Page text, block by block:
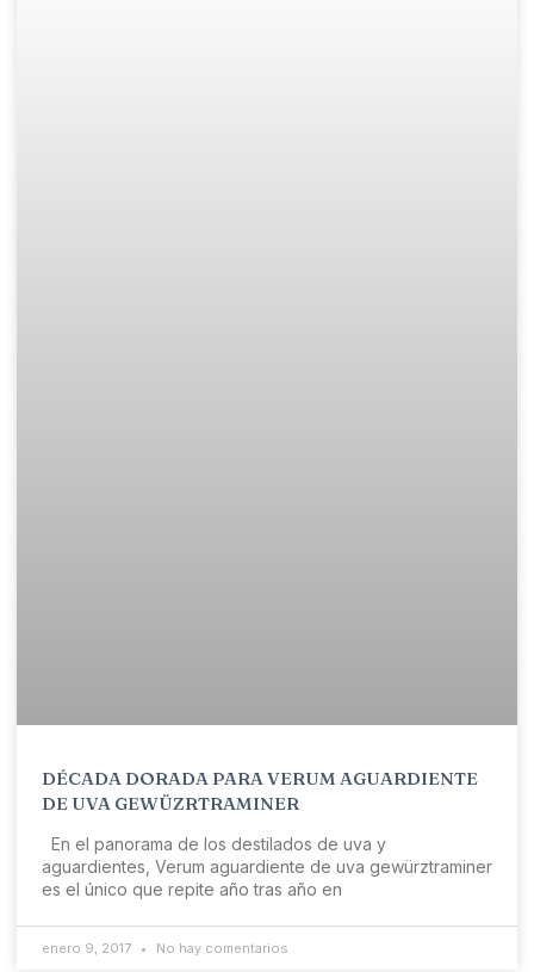
DÉCADA DORADA PARA VERUM AGUARDIENTE
DE UVA GEWÜZRTRAMINER
En el panorama de los destilados de uva y
aguardientes, Verum aguardiente de uva gewürztraminer
es el único que repite año tras año en
enero 9, 2017 No hay comentarios